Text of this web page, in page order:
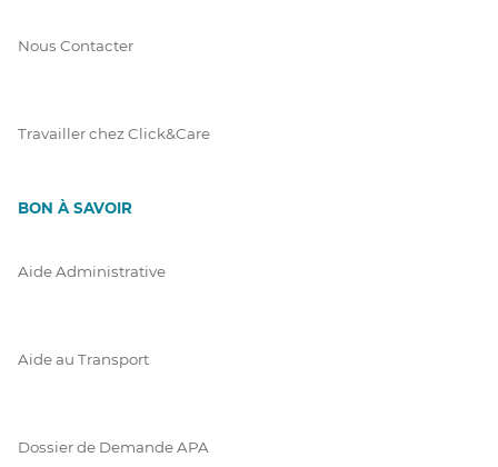
Nous Contacter
Travailler chez Click&Care
BON À SAVOIR
Aide Administrative
Aide au Transport
Dossier de Demande APA